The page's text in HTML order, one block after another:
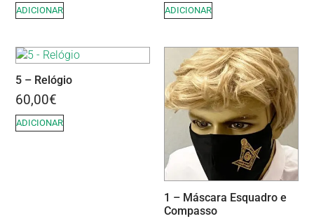
ADICIONAR ADICIONAR
5 – Relógio
60,00€
ADICIONAR
1 – Máscara Esquadro e
Compasso